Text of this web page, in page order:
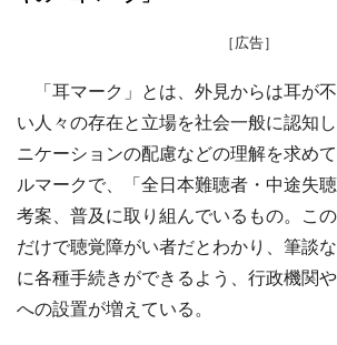
［広告］
「耳マーク」とは、外見からは耳が
い人々の存在と立場を社会一般に認知
ニケーションの配慮などの理解を求め
ルマークで、「全日本難聴者・中途失
考案、普及に取り組んでいるもの。こ
だけで聴覚障がい者だとわかり、筆談
に各種手続きができるよう、行政機関
への設置が増えている。